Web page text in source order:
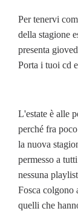
Per tenervi
della stagione
presenta
Porta i tuoi cd
L'estate è alle
perché fra
la nuova
permesso a
nessuna
Fosca colgono
quelli che